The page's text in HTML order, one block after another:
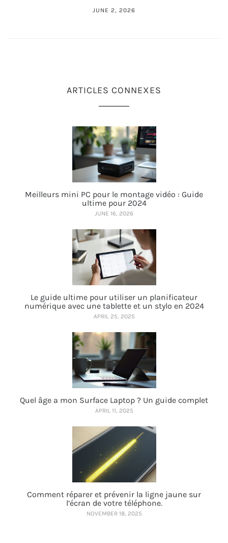
JUNE 2, 2026
ARTICLES CONNEXES
Meilleurs mini PC pour le montage vidéo : Guide
ultime pour 2024
JUNE 16, 2026
Le guide ultime pour utiliser un planificateur
numérique avec une tablette et un stylo en 2024
APRIL 25, 2025
Quel âge a mon Surface Laptop ? Un guide complet
APRIL 11, 2025
Comment réparer et prévenir la ligne jaune sur
l’écran de votre téléphone.
NOVEMBER 18, 2025